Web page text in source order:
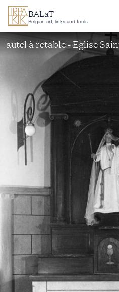
Aller au contenu principal
BALaT
Belgian art, links and tools
autel à retable - Eglise